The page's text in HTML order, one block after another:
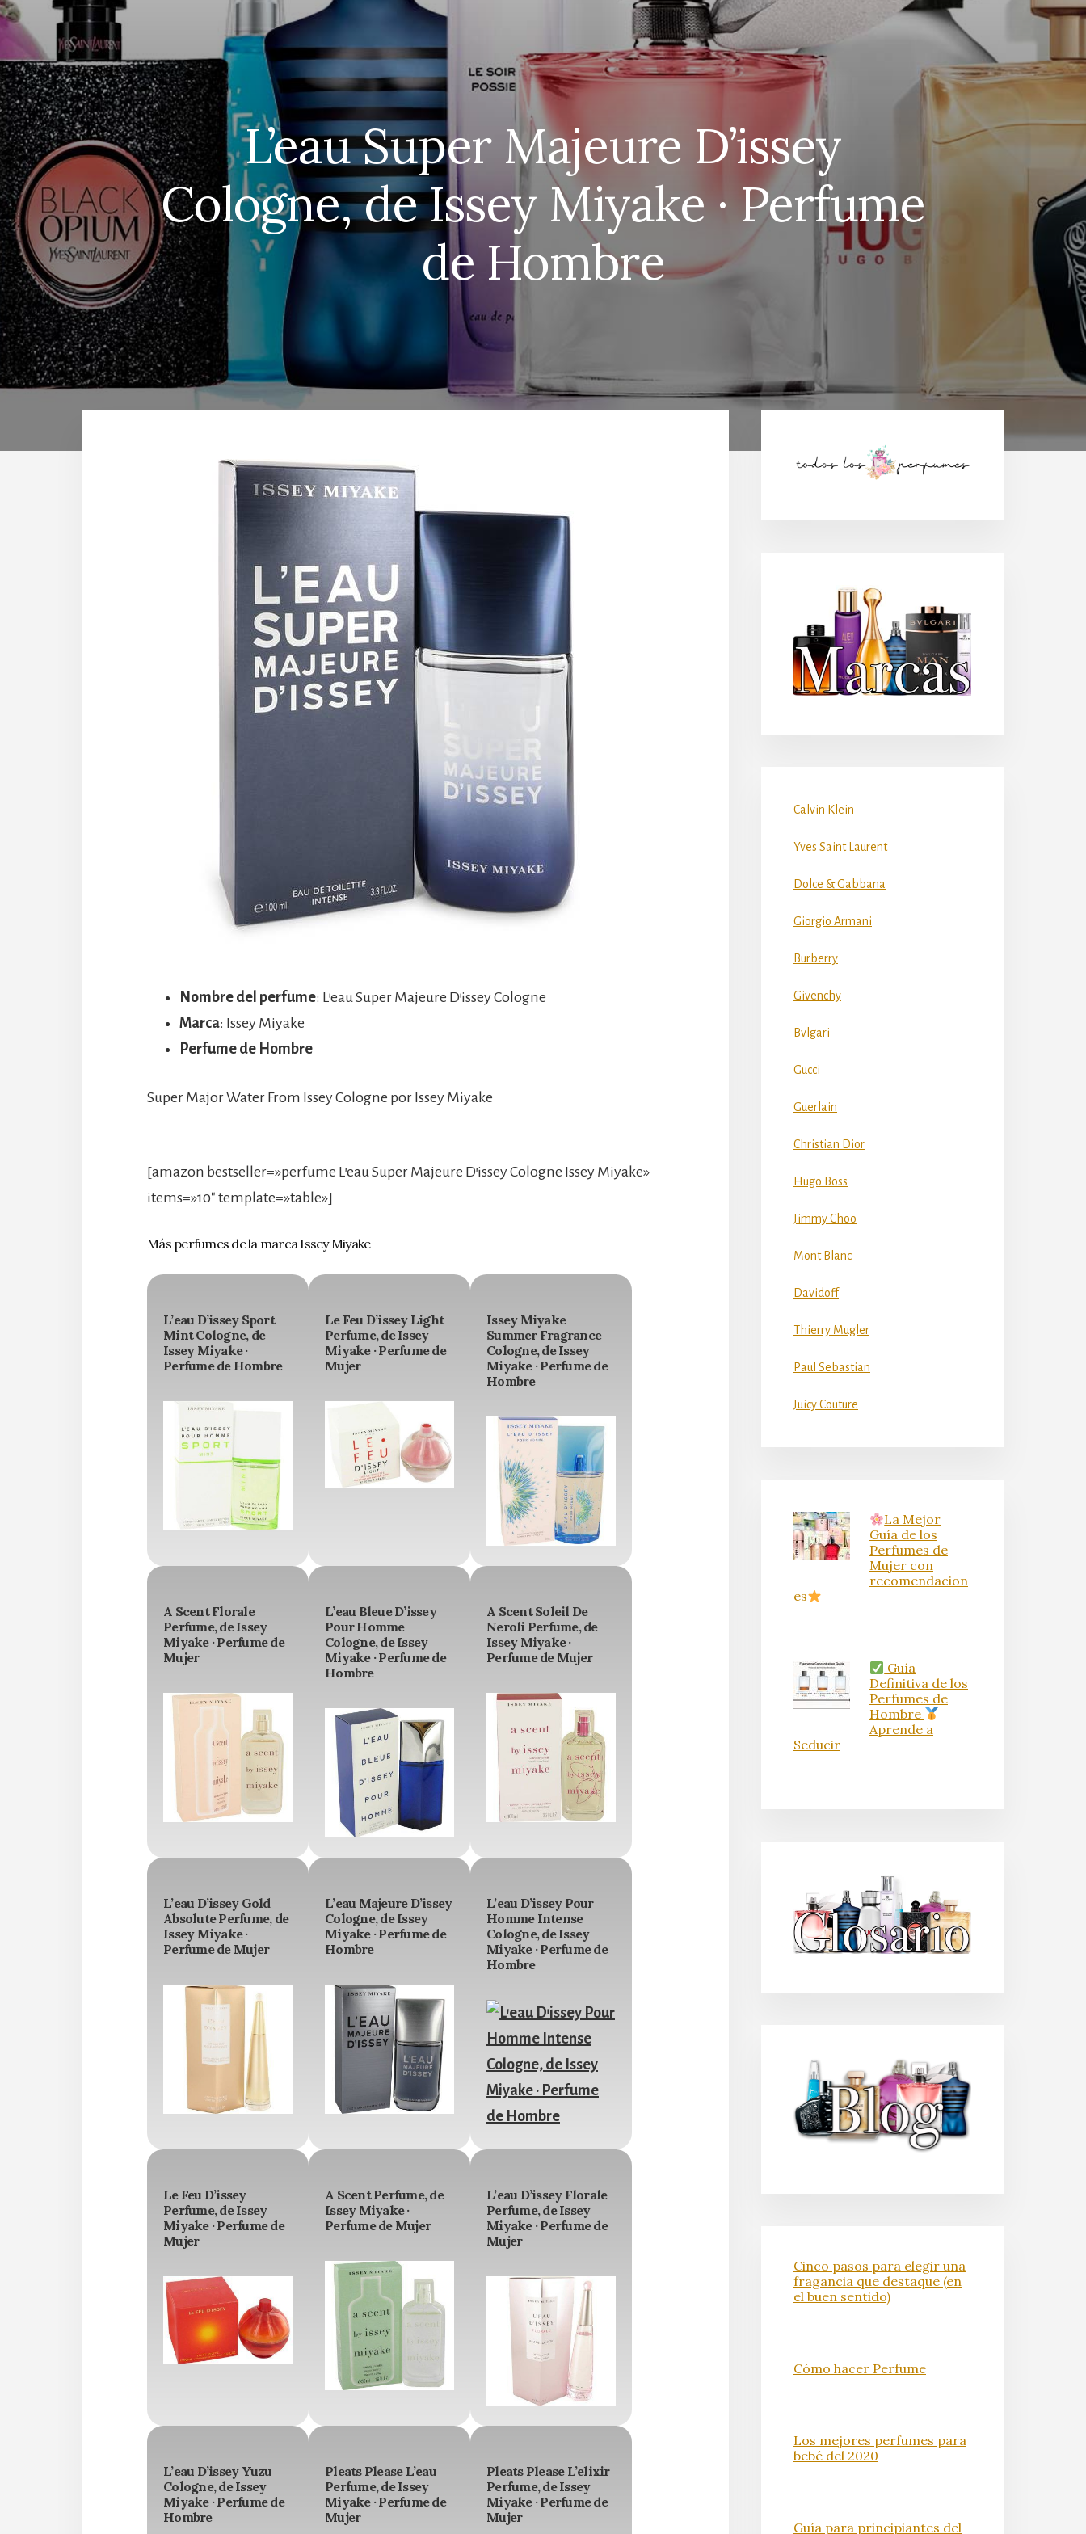
L’eau Super Majeure D’issey
Cologne, de Issey Miyake · Perfume
de Hombre
Nombre del perfume: L’eau Super Majeure D’issey Cologne
Marca: Issey Miyake
Perfume de Hombre
Super Major Water From Issey Cologne por Issey Miyake
[amazon bestseller=»perfume L’eau Super Majeure D’issey Cologne Issey Miyake»
items=»10″ template=»table»]
Más perfumes de la marca Issey Miyake
L’eau D’issey Sport
Mint Cologne, de
Issey Miyake ·
Perfume de Hombre
Le Feu D’issey Light
Perfume, de Issey
Miyake · Perfume de
Mujer
Issey Miyake
Summer Fragrance
Cologne, de Issey
Miyake · Perfume de
Hombre
A Scent Florale
Perfume, de Issey
Miyake · Perfume de
Mujer
L’eau Bleue D’issey
Pour Homme
Cologne, de Issey
Miyake · Perfume de
Hombre
A Scent Soleil De
Neroli Perfume, de
Issey Miyake ·
Perfume de Mujer
L’eau D’issey Gold
Absolute Perfume, de
Issey Miyake ·
Perfume de Mujer
L’eau Majeure D’issey
Cologne, de Issey
Miyake · Perfume de
Hombre
L’eau D’issey Pour
Homme Intense
Cologne, de Issey
Miyake · Perfume de
Hombre
Le Feu D’issey
Perfume, de Issey
Miyake · Perfume de
Mujer
A Scent Perfume, de
Issey Miyake ·
Perfume de Mujer
L’eau D’issey Florale
Perfume, de Issey
Miyake · Perfume de
Mujer
L’eau D’issey Yuzu
Cologne, de Issey
Miyake · Perfume de
Hombre
Pleats Please L’eau
Perfume, de Issey
Miyake · Perfume de
Mujer
Pleats Please L’elixir
Perfume, de Issey
Miyake · Perfume de
Mujer
lateral
Calvin Klein
Yves Saint Laurent
Dolce & Gabbana
Giorgio Armani
Burberry
Givenchy
Bvlgari
Gucci
Guerlain
Christian Dior
Hugo Boss
Jimmy Choo
Mont Blanc
Davidoff
Thierry Mugler
Paul Sebastian
Juicy Couture
La Mejor
Guía de los
Perfumes de
Mujer con
recomendacion
es
Guía
Definitiva de los
Perfumes de
Hombre
Aprende a
Seducir
Cinco pasos para elegir una
fragancia que destaque (en
el buen sentido)
Cómo hacer Perfume
Los mejores perfumes para
bebé del 2020
Guía para principiantes del